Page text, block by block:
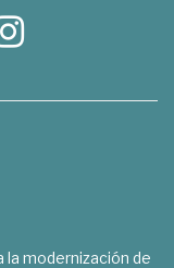
la modernización de